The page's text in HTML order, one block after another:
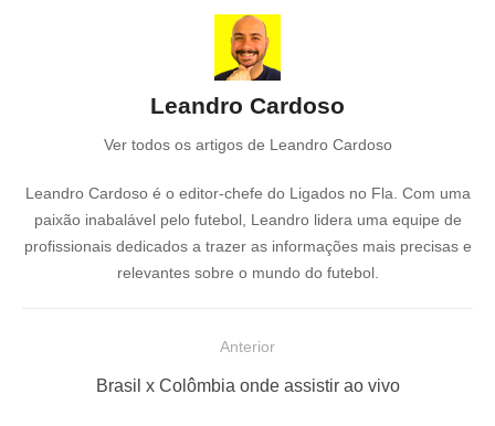
Leandro Cardoso
Ver todos os artigos de Leandro Cardoso
Leandro Cardoso é o editor-chefe do Ligados no Fla. Com uma
paixão inabalável pelo futebol, Leandro lidera uma equipe de
profissionais dedicados a trazer as informações mais precisas e
relevantes sobre o mundo do futebol.
Anterior
P
Brasil x Colômbia onde assistir ao vivo